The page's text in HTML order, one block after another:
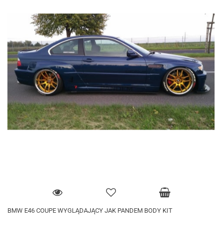
BMW E46 COUPE WYGLĄDAJĄCY JAK PANDEM BODY KIT